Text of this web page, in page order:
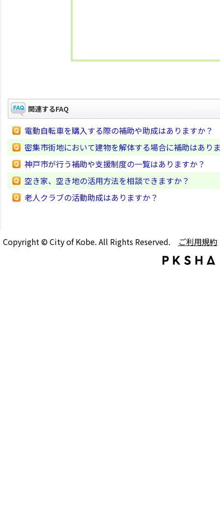
関連するFAQ
電動自転車を購入する際の補助や助成はありますか？
密集市街地において建物を解体する場合に補助はあり
神戸市が行う補助や支援制度の一覧はありますか？
空き家、空き地の活用方法を相談できますか？
老人クラブの活動助成はありますか？
Copyright © City of Kobe. All Rights Reserved. ご利用規約